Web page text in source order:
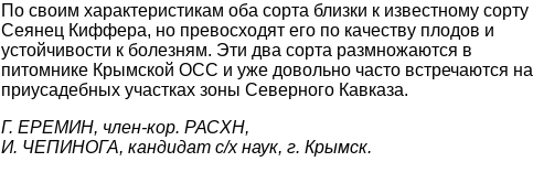
По своим характеристикам оба сорта близки к известному сорту
Сеянец Киффера, но превосходят его по качеству плодов и
устойчивости к болезням. Эти два сорта размножаются в
питомнике Крымской ОСС и уже довольно часто встречаются на
приусадебных участках зоны Северного Кавказа.
Г. ЕРЕМИН, член-кор. РАСХН,
И. ЧЕПИНОГА, кандидат с/х наук, г. Крымск.